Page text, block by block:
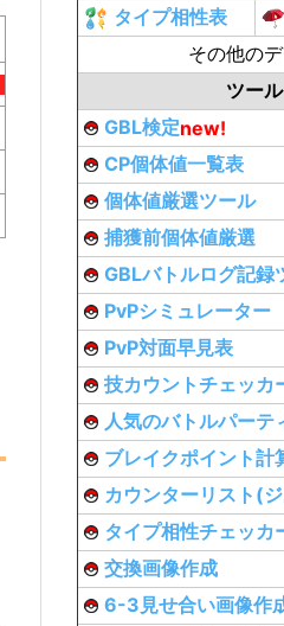
タイプ相性表
その他の
ツール
GBL検定new!
CP個体値一覧表
個体値厳選ツール
捕獲前個体値厳選
GBLバトルログ記録
PvPシミュレーター
PvP対面早見表
技カウントチェッカ
人気のバトルパーテ
ブレイクポイント計
カウンターリスト(
タイプ相性チェッカ
交換画像作成
6-3見せ合い画像作